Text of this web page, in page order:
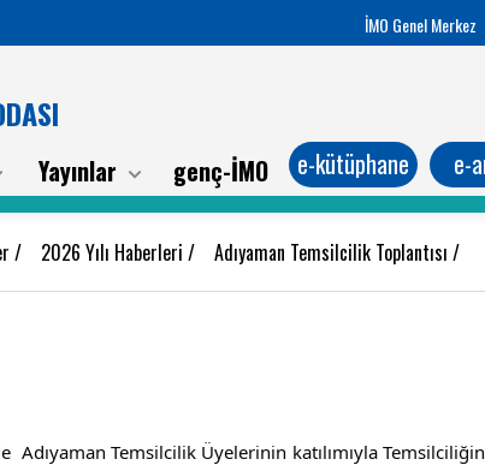
İMO Genel Merkez
Yayınlar genç-İMO e-kütüphane e-
/ 2026 Yılı Haberleri / Adıyaman Temsilcilik Toplantısı /
Adıyaman Temsilcilik Üyelerinin katılımıyla